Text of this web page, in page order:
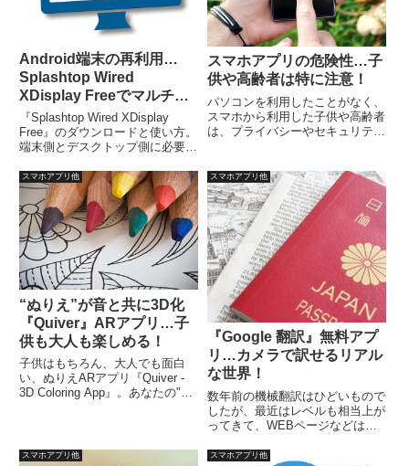
Android端末の再利用…
Splashtop Wired
XDisplay FreeでマルチDP
化！
『Splashtop Wired XDisplay
Free』のダウンロードと使い方。
端末側とデスクトップ側に必要ソ
ル。端末でUSBデバッグオプシ
ョンを有効に設定し、USBケー
ブルでデスクトップと接続しま
す。その後PC等で「拡張」「複
製」かの設定。
スマホアプリの危険性…子
供や高齢者は特に注意！
パソコンを利用したことがなく、
スマホから利用した子供や高齢者
は、プライバシーやセキュリティ
リの3分の2は完全に無駄で、一
部はマルウェアに感染させる可能
性すらあるとのことです。
スマホアプリ他
“ぬりえ”が音と共に3D化
『Quiver』ARアプリ…子
供も大人も楽しめる！
子供はもちろん、大人でも面白
い、ぬりえARアプリ『Quiver -
3D Coloring App』。あなたの"ぬ
が動く。ぬりえで異なるサウンド
スマホアプリ他
『Google 翻訳』無料アプ
リ…カメラで訳せるリアル
な世界！
数年前の機械翻訳はひどいもので
したが、最近はレベルも相当上が
ってきて、WEBページなどは単
ベルになってきています。特に、
スマホアプリ他 スマホアプリ他